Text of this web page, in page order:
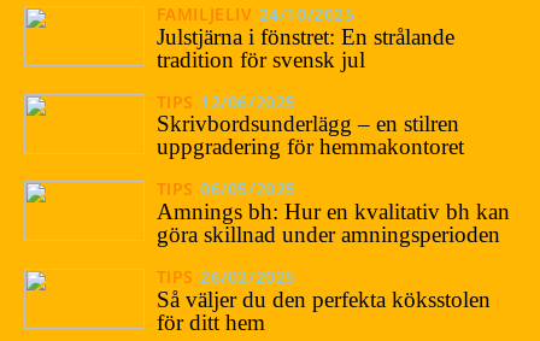
FAMILJELIV 24/10/2025
Julstjärna i fönstret: En strålande
tradition för svensk jul
TIPS 12/06/2025
Skrivbordsunderlägg – en stilren
uppgradering för hemmakontoret
TIPS 06/05/2025
Amnings bh: Hur en kvalitativ bh kan
göra skillnad under amningsperioden
TIPS 26/02/2025
Så väljer du den perfekta köksstolen
för ditt hem